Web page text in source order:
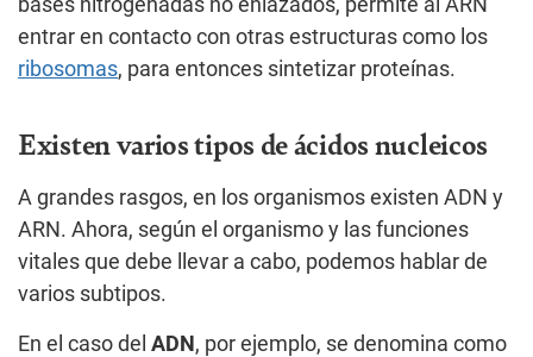
entrar en contacto con otras estructuras como los
ribosomas, para entonces sintetizar proteínas.
Existen varios tipos de ácidos nucleicos
A grandes rasgos, en los organismos existen ADN y
ARN. Ahora, según el organismo y las funciones
vitales que debe llevar a cabo, podemos hablar de
varios subtipos.
En el caso del ADN, por ejemplo, se denomina como